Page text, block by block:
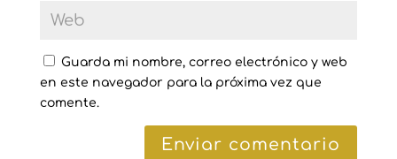
Guarda mi nombre, correo electrónico y web
en este navegador para la próxima vez que
comente.